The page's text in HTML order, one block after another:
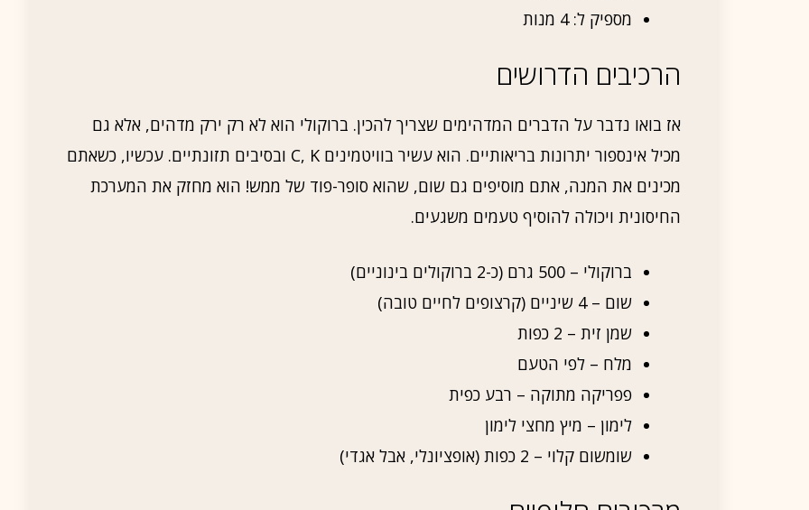
מספיק ל: 4 מנות
הרכיבים הדרושים
אז בואו נדבר על הדברים המדהימים שצריך להכין. ברוקולי הוא לא רק ירק מדהים, אלא גם
מכיל אינספור יתרונות בריאותיים. הוא עשיר בוויטמינים C, K ובסיבים תזונתיים. עכשיו, כשאתם
מכינים את המנה, אתם מוסיפים גם שום, שהוא סופר-פוד של ממש! הוא מחזק את המערכת
החיסונית ויכולה להוסיף טעמים משגעים.
ברוקולי – 500 גרם (כ-2 ברוקולים בינוניים)
שום – 4 שיניים (קרצופים לחיים טובה)
שמן זית – 2 כפות
מלח – לפי הטעם
פפריקה מתוקה – רבע כפית
לימון – מיץ מחצי לימון
שומשום קלוי – 2 כפות (אופציונלי, אבל אגדי)